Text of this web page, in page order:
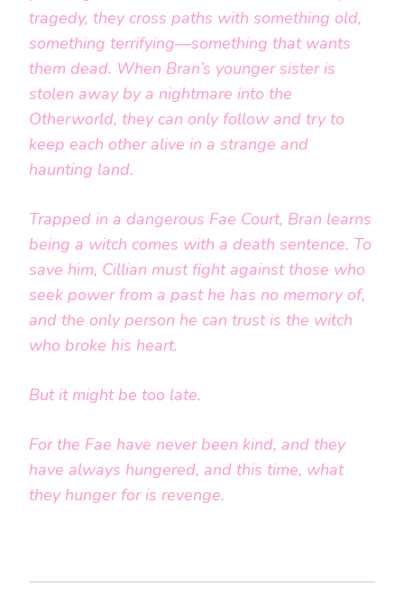
tragedy, they cross paths with something old,
something terrifying—something that wants
them dead. When Bran’s younger sister is
stolen away by a nightmare into the
Otherworld, they can only follow and try to
keep each other alive in a strange and
haunting land.
Trapped in a dangerous Fae Court, Bran learns
being a witch comes with a death sentence. To
save him, Cillian must fight against those who
seek power from a past he has no memory of,
and the only person he can trust is the witch
who broke his heart.
But it might be too late.
For the Fae have never been kind, and they
have always hungered, and this time, what
they hunger for is revenge.